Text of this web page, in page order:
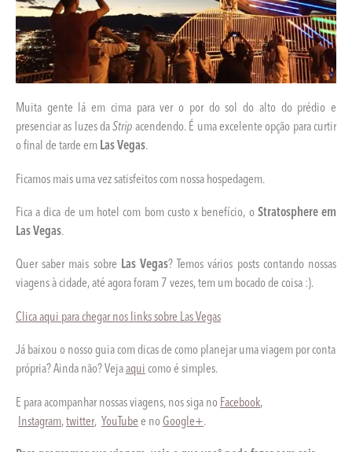
Muita gente lá em cima para ver o por do sol do alto do prédio e
presenciar as luzes daStrip acendendo. É uma excelente opção para curtir
o final de tarde em Las Vegas.
Ficamos mais uma vez satisfeitos com nossa hospedagem.
Fica a dica de um hotel com bom custo x benefício, o Stratosphere em
Las Vegas.
Quer saber mais sobre Las Vegas? Temos vários posts contando nossas
viagens à cidade, até agora foram 7 vezes, tem um bocado de coisa :).
Clica aqui para chegar nos links sobre Las Vegas
Já baixou o nosso guia com dicas de como planejar uma viagem por conta
própria? Ainda não? Vejaaqui como é simples.
E para acompanhar nossas viagens, nos siga no Facebook,
Instagram,twitter, YouTube e noGoogle+.